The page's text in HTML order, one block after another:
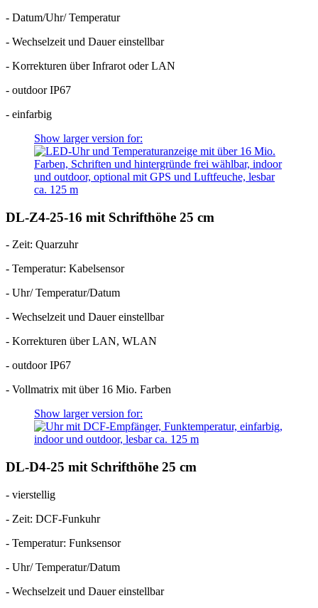
- Datum/Uhr/ Temperatur
- Wechselzeit und Dauer einstellbar
- Korrekturen über Infrarot oder LAN
- outdoor IP67
- einfarbig
Show larger version for:
DL-Z4-25-16 mit Schrifthöhe 25 cm
- Zeit: Quarzuhr
- Temperatur: Kabelsensor
- Uhr/ Temperatur/Datum
- Wechselzeit und Dauer einstellbar
- Korrekturen über LAN, WLAN
- outdoor IP67
- Vollmatrix mit über 16 Mio. Farben
Show larger version for:
DL-D4-25 mit Schrifthöhe 25 cm
- vierstellig
- Zeit: DCF-Funkuhr
- Temperatur: Funksensor
- Uhr/ Temperatur/Datum
- Wechselzeit und Dauer einstellbar